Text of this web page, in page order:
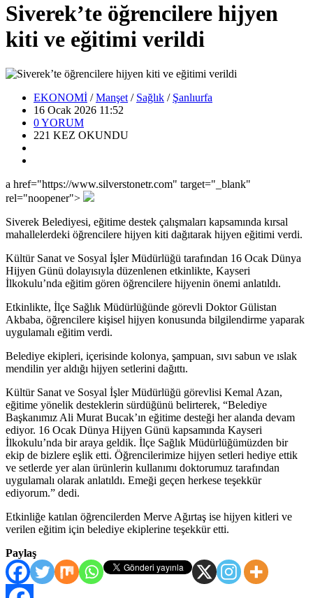
Siverek’te öğrencilere hijyen
kiti ve eğitimi verildi
EKONOMİ /Manşet / Sağlık / Şanlıurfa
16 Ocak 2026 11:52
0YORUM
221 KEZ OKUNDU
a href="https://www.silverstonetr.com" target="_blank"
rel="noopener">
Siverek Belediyesi, eğitime destek çalışmaları kapsamında kırsal
mahallelerdeki öğrencilere hijyen kiti dağıtarak hijyen eğitimi verdi.
Kültür Sanat ve Sosyal İşler Müdürlüğü tarafından 16 Ocak Dünya
Hijyen Günü dolayısıyla düzenlenen etkinlikte, Kayseri
İlkokulu’nda eğitim gören öğrencilere hijyenin önemi anlatıldı.
Etkinlikte, İlçe Sağlık Müdürlüğünde görevli Doktor Gülistan
Akbaba, öğrencilere kişisel hijyen konusunda bilgilendirme yaparak
uygulamalı eğitim verdi.
Belediye ekipleri, içerisinde kolonya, şampuan, sıvı sabun ve ıslak
mendilin yer aldığı hijyen setlerini dağıttı.
Kültür Sanat ve Sosyal İşler Müdürlüğü görevlisi Kemal Azan,
eğitime yönelik desteklerin sürdüğünü belirterek, “Belediye
Başkanımız Ali Murat Bucak’ın eğitime desteği her alanda devam
ediyor. 16 Ocak Dünya Hijyen Günü kapsamında Kayseri
İlkokulu’nda bir araya geldik. İlçe Sağlık Müdürlüğümüzden bir
ekip de bizlere eşlik etti. Öğrencilerimize hijyen setleri hediye ettik
ve setlerde yer alan ürünlerin kullanımı doktorumuz tarafından
uygulamalı olarak anlatıldı. Emeği geçen herkese teşekkür
ediyorum.” dedi.
Etkinliğe katılan öğrencilerden Merve Ağırtaş ise hijyen kitleri ve
verilen eğitim için belediye ekiplerine teşekkür etti.
Paylaş